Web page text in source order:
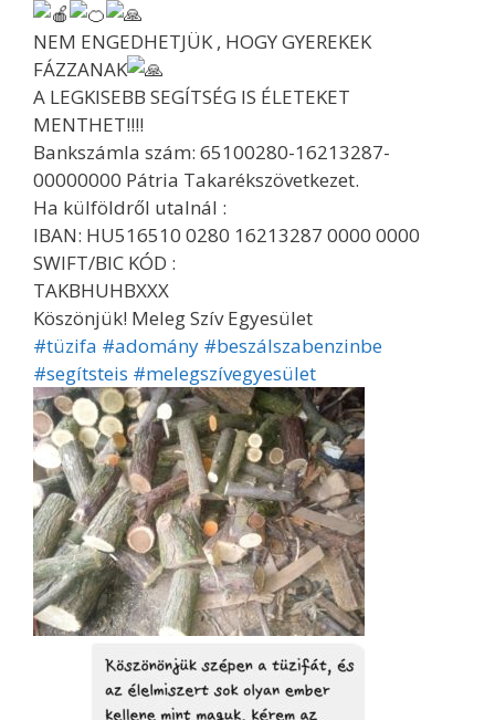
NEM ENGEDHETJÜK , HOGY GYEREKEK
FÁZZANAK
A LEGKISEBB SEGÍTSÉG IS ÉLETEKET
MENTHET!!!!
Bankszámla szám: 65100280-16213287-
00000000 Pátria Takarékszövetkezet.
Ha külföldről utalnál :
IBAN: HU516510 0280 16213287 0000 0000
SWIFT/BIC KÓD :
TAKBHUHBXXX
Köszönjük! Meleg Szív Egyesület
#tüzifa #adomány #beszálszabenzinbe
#segítsteis #melegszívegyesület